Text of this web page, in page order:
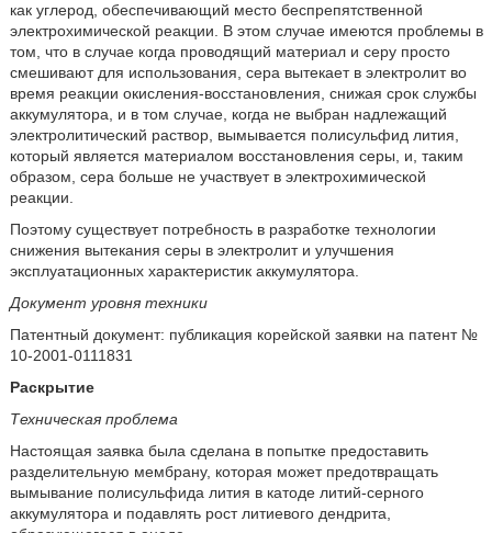
как углерод, обеспечивающий место беспрепятственной
электрохимической реакции. В этом случае имеются проблемы в
том, что в случае когда проводящий материал и серу просто
смешивают для использования, сера вытекает в электролит во
время реакции окисления-восстановления, снижая срок службы
аккумулятора, и в том случае, когда не выбран надлежащий
электролитический раствор, вымывается полисульфид лития,
который является материалом восстановления серы, и, таким
образом, сера больше не участвует в электрохимической
реакции.
Поэтому существует потребность в разработке технологии
снижения вытекания серы в электролит и улучшения
эксплуатационных характеристик аккумулятора.
Документ уровня техники
Патентный документ: публикация корейской заявки на патент №
10-2001-0111831
Раскрытие
Техническая проблема
Настоящая заявка была сделана в попытке предоставить
разделительную мембрану, которая может предотвращать
вымывание полисульфида лития в катоде литий-серного
аккумулятора и подавлять рост литиевого дендрита,